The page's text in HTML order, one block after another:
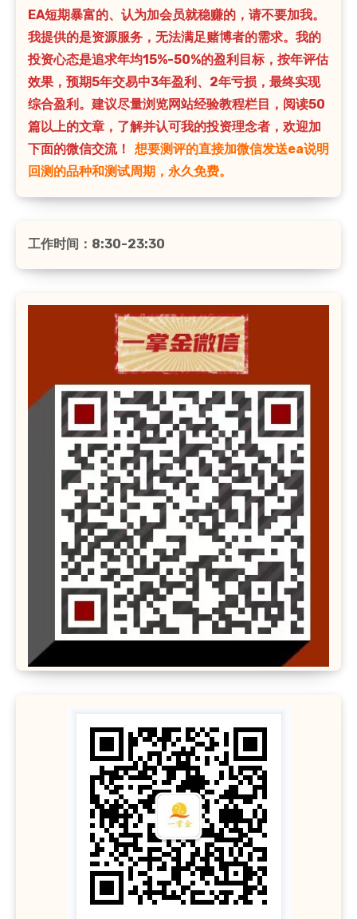
EA短期暴富的、认为加会员就稳赚的，请不要加我。
我提供的是资源服务，无法满足赌博者的需求。我的
投资心态是追求年均15%-50%的盈利目标，按年评估
效果，预期5年交易中3年盈利、2年亏损，最终实现
综合盈利。建议尽量浏览网站经验教程栏目，阅读50
篇以上的文章，了解并认可我的投资理念者，欢迎加
下面的微信交流！
想要测评的直接加微信发送ea说明
回测的品种和测试周期，永久免费。
工作时间：8:30-23:30